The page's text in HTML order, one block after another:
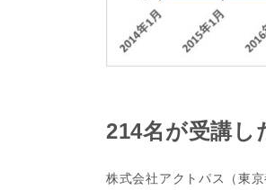
214名が受講し
株式会社アクトパス（東